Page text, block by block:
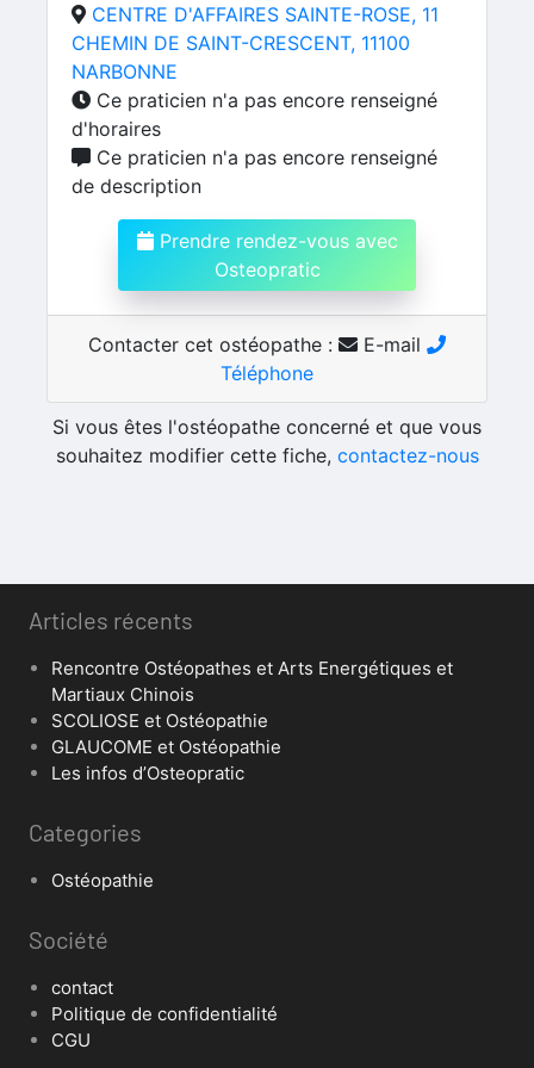
CENTRE D'AFFAIRES SAINTE-ROSE, 11
CHEMIN DE SAINT-CRESCENT, 11100
NARBONNE
Ce praticien n'a pas encore renseigné
d'horaires
Ce praticien n'a pas encore renseigné
de description
Prendre rendez-vous avec
Osteopratic
Contacter cet ostéopathe :
E-mail
Téléphone
Si vous êtes l'ostéopathe concerné et que vous
souhaitez modifier cette fiche, contactez-nous
Articles récents
Rencontre Ostéopathes et Arts Energétiques et
Martiaux Chinois
SCOLIOSE et Ostéopathie
GLAUCOME et Ostéopathie
Les infos d’Osteopratic
Categories
Ostéopathie
Société
contact
Politique de confidentialité
CGU